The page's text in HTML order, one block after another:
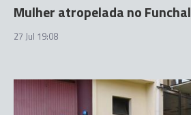
Mulher atropelada no Funchal
27 Jul 19:08